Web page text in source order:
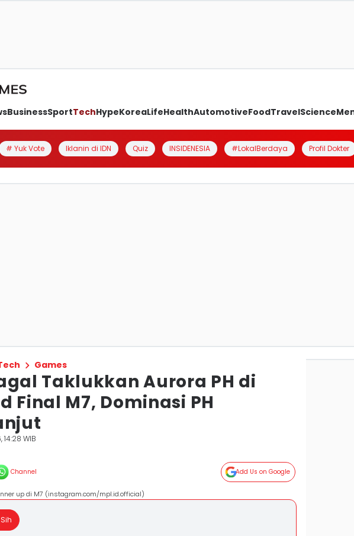
BusinessSportTechHypeKoreaLifeHealthAutomotiveFoodTravelScience
# Yuk Vote Iklanin di IDN Quiz INSIDENESIA #LokalBerdaya Profil Dokter
Games
Taklukkan Aurora PH di
Final M7, Dominasi PH
WIB
Channel Add Us on Google
up di M7 (instagram.com/mpl.id.official)